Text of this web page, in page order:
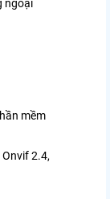
ngoại
mềm
2.4,